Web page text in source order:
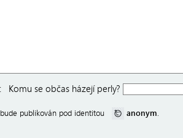
Komu se občas házejí perly?
bude publikován pod identitou anonym.